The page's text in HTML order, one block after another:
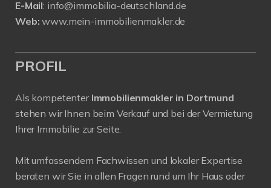
E-Mail: info@immobilia-deutschland.de
Web: www.mein-immobilienmakler.de
PROFIL
Als kompetenter Immobilienmakler in Dortmund
stehen wir Ihnen beim Verkauf und bei der Vermietung
Ihrer Immobilie zur Seite.
Mit umfassendem Fachwissen und lokaler Expertise
beraten wir Sie in allen Fragen rund um Ihr Haus oder